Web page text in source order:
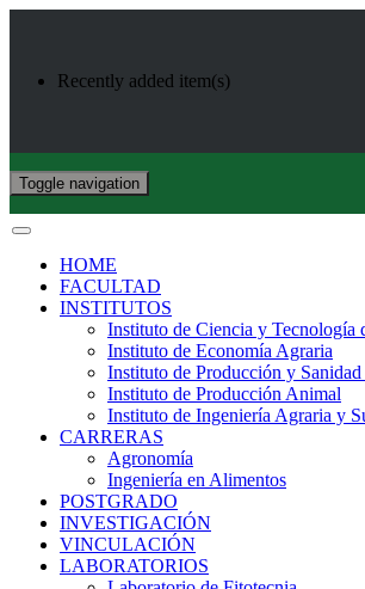
Recently added item(s)
Toggle navigation
HOME
FACULTAD
INSTITUTOS
Instituto de Ciencia y Tecnología
Instituto de Economía Agraria
Instituto de Producción y Sanidad
Instituto de Producción Animal
Instituto de Ingeniería Agraria y
CARRERAS
Agronomía
Ingeniería en Alimentos
POSTGRADO
INVESTIGACIÓN
VINCULACIÓN
LABORATORIOS